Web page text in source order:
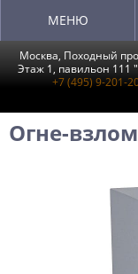
Москва, Походный
Этаж 1, павильон
+7 (495) 9-201-
МЕНЮ
Огне-